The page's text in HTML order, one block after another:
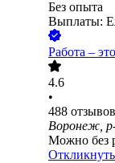
Без опыта
Выплаты:
Работа –
4.6
•
488 отзывов
Воронеж,
Можно без